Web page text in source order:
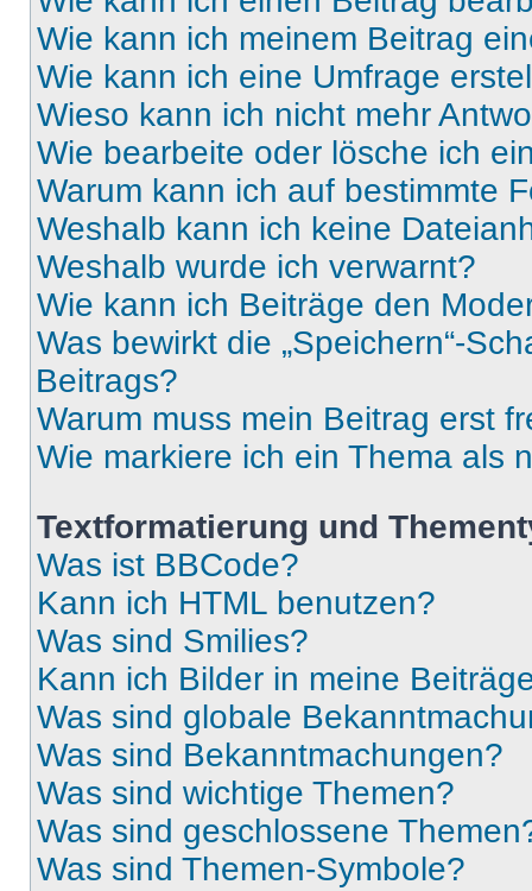
Wie kann ich meinem Beitrag
Wie kann ich eine Umfrage
Wieso kann ich nicht mehr
Wie bearbeite oder lösche ich
Warum kann ich auf bestimmte
Weshalb kann ich keine
Weshalb wurde ich verwarnt?
Wie kann ich Beiträge den
Was bewirkt die „Speichern“-
Beitrags?
Warum muss mein Beitrag erst
Wie markiere ich ein Thema als
Textformatierung und
Was ist BBCode?
Kann ich HTML benutzen?
Was sind Smilies?
Kann ich Bilder in meine
Was sind globale
Was sind Bekanntmachungen?
Was sind wichtige Themen?
Was sind geschlossene
Was sind Themen-Symbole?